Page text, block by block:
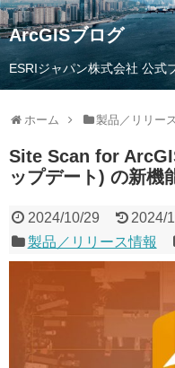
ArcGISブログ
ESRIジャパン株式会社 公式
ホーム 製品／リリー
Site Scan for
ップデート) の新機
2024/10/29
2024/
製品／リリース情報